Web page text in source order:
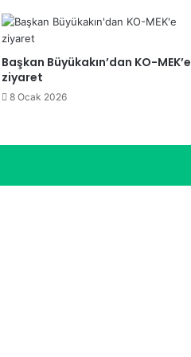
Çocuk Köyü Lotus’ta ilk
sevinci
Başkan Büyükakın’dan KO-MEK’e
ziyaret
8 Ocak 2026